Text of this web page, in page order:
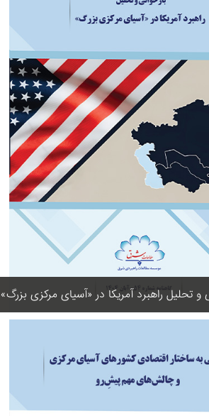
و تحلیل راهبرد آمریکا در «آسیای مرکزی بزرگ»